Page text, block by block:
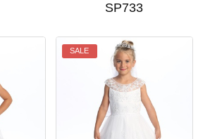
SP733
SALE